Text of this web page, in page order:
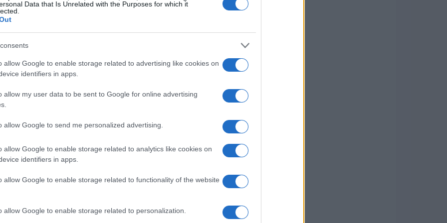
Data that Is Unrelated with the Purposes for which it
allow Google to enable storage related to advertising like cookies on
identifiers in apps.
allow my user data to be sent to Google for online advertising
allow Google to send me personalized advertising.
allow Google to enable storage related to analytics like cookies on
identifiers in apps.
allow Google to enable storage related to functionality of the website
allow Google to enable storage related to personalization.
Miami
negli Stati Uniti, firmando con l’Inter Miami.
al calcio americano, ma ha anche aperto la
contratto che scade nel 2025, Messi dovrà decidere
o tornare in Europa, dove il suo nome è sempre
e fuori è innegabile, e le sue scelte future
di tutto il mondo.